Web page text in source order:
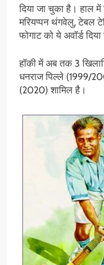
दिया जा चुका है। हाल में
मरियप्पन थंगवेलु, टेबल
फोगाट को ये अवॉर्ड दिया
हॉकी में अब तक 3
धनराज पिल्ले (1999/
(2020) शामिल है।